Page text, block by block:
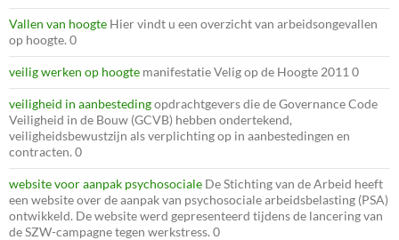
Vallen van hoogte Hier vindt u een overzicht van arbeidsongevallen
op hoogte. 0
veilig werken op hoogte manifestatie Velig op de Hoogte 2011 0
veiligheid in aanbestedingopdrachtgevers die de Governance Code
Veiligheid in de Bouw (GCVB) hebben ondertekend,
veiligheidsbewustzijn als verplichting op in aanbestedingen en
contracten. 0
website voor aanpak psychosociale De Stichting van de Arbeid heeft
een website over de aanpak van psychosociale arbeidsbelasting (PSA)
ontwikkeld. De website werd gepresenteerd tijdens de lancering van
de SZW-campagne tegen werkstress. 0